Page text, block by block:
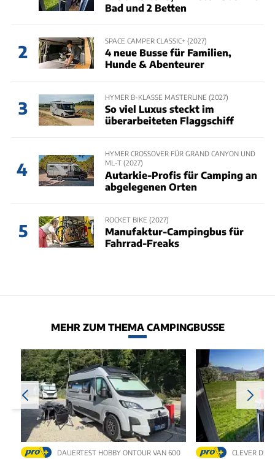
Bad und 2 Betten
2
SPACE CAMPER CLASSIC+ (2027)
4 neue Busse für Familien,
Hunde & Abenteurer
3
HYMER B-KLASSE MASTERLINE (2027)
So viel Luxus steckt im
überarbeiteten Flaggschiff
4
HYMER CROSSOVER FÜR GRAND CANYON UND
ML-T (2027)
Autarkie-Profis für Camping an
abgelegenen Orten
5
ROCKET BIKE (2027)
Manufaktur-Campingbus für
Fahrrad-Freaks
MEHR ZUM THEMA CAMPINGBUSSE
DAUERTEST HOBBY ONTOUR VAN 600
CLEVER